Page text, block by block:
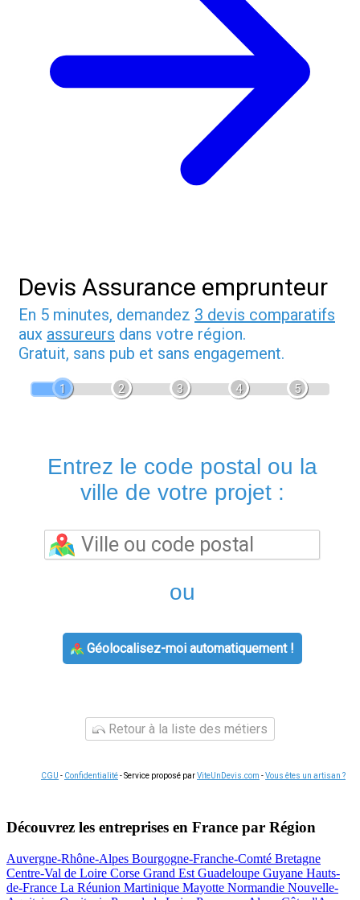
Devis Assurance emprunteur
En 5 minutes, demandez 3 devis comparatifs
aux assureurs dans votre région.
Gratuit, sans pub et sans engagement.
1 2 3 4 5
Entrez le code postal ou la
ville de votre projet :
ou
Géolocalisez-moi automatiquement !
Retour à la liste des métiers
CGU - Confidentialité- Service proposé parViteUnDevis.com -Vous êtes un artisan ?
Découvrez les entreprises en France par Région
Auvergne-Rhône-Alpes Bourgogne-Franche-Comté Bretagne
Centre-Val de Loire Corse Grand Est Guadeloupe Guyane Hauts-
de-France La Réunion Martinique Mayotte Normandie Nouvelle-